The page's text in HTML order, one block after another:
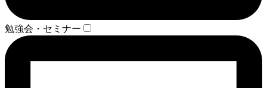
勉強会・セミナー